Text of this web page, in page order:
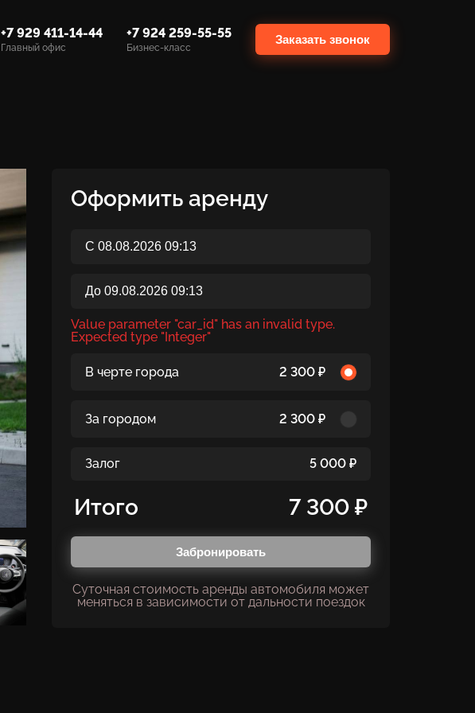
+7 929 411-14-44
Главный офис
+7 924 259-55-55
Бизнес-класс
Заказать звонок
Оформить аренду
Value parameter "car_id" has an invalid type.
Expected type "Integer"
В черте города 2 300 ₽
За городом 2 300 ₽
Залог 5 000 ₽
Итого 7 300 ₽
Забронировать
Суточная стоимость аренды автомобиля может
меняться в зависимости от дальности поездок